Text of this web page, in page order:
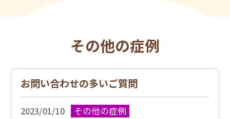
その他の症例
お問い合わせの多いご質問
2023/01/10 その他の症例